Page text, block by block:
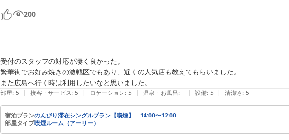
200
受付のスタッフの対応が凄く良かった。
繁華街でお好み焼きの激戦区でもあり、近くの人気店も教えてもらいました。
また広島へ行く時は利用したいなと思いました。
部屋: 5 | 接客・サービス: 5 | ロケーション: 5 | 温泉・お風呂: - | 設備: 5 | 清潔さ: 5
宿泊プランのんびり滞在シングルプラン【喫煙】 14:00〜12:00
部屋タイプ喫煙ルーム（アーリー）